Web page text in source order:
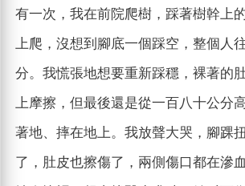
有一次，我在前院爬樹，踩著樹幹上
上爬，沒想到腳底一個踩空，整個人
分。我慌張地想要重新踩穩，裸著的
上摩擦，但最後還是從一百八十公分
著地、摔在地上。我放聲大哭，腳踝
了，肚皮也擦傷了，兩側傷口都在滲